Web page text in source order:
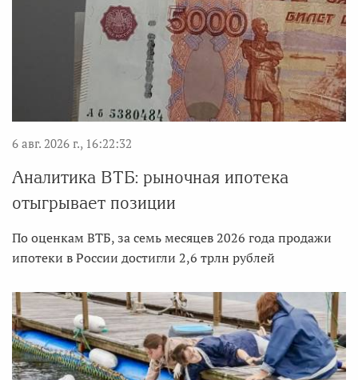
6 авг. 2026 г., 16:22:32
Аналитика ВТБ: рыночная ипотека
отыгрывает позиции
По оценкам ВТБ, за семь месяцев 2026 года продажи
ипотеки в России достигли 2,6 трлн рублей